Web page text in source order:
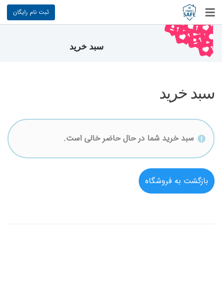
ثبت نام رایگان
سبد خرید
سبد خرید
سبد خرید شما در حال حاضر خالی است.
بازگشت به فروشگاه